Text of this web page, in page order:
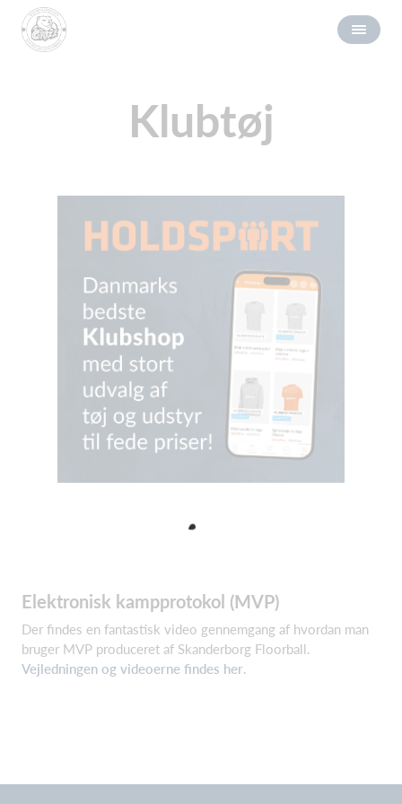
Klubtøj
Elektronisk kampprotokol (MVP)
Der findes en fantastisk video gennemgang af hvordan man
bruger MVP produceret af Skanderborg Floorball.
Vejledningen og videoerne findes her.